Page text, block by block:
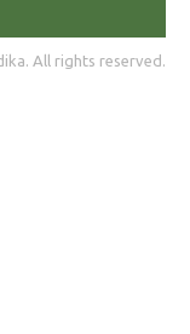
All rights reserved.